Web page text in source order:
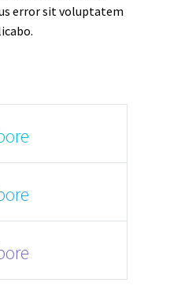
error sit voluptatem